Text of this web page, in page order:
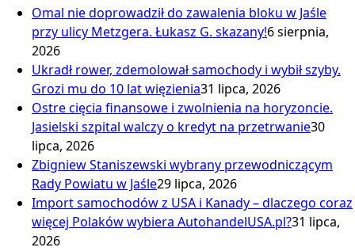
Omal nie doprowadził do zawalenia bloku w Jaśle
przy ulicy Metzgera. Łukasz G. skazany!6 sierpnia,
2026
Ukradł rower, zdemolował samochody i wybił szyby.
Grozi mu do 10 lat więzienia31 lipca, 2026
Ostre cięcia finansowe i zwolnienia na horyzoncie.
Jasielski szpital walczy o kredyt na przetrwanie30
lipca, 2026
Zbigniew Staniszewski wybrany przewodniczącym
Rady Powiatu w Jaśle29 lipca, 2026
Import samochodów z USA i Kanady – dlaczego coraz
więcej Polaków wybiera AutohandelUSA.pl?31 lipca,
2026